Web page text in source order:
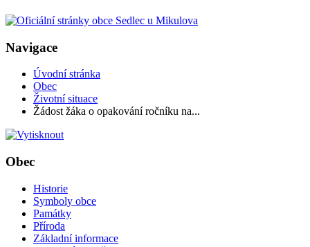
Navigace
Úvodní stránka
Obec
Životní situace
Žádost žáka o opakování ročníku na...
Obec
Historie
Symboly obce
Památky
Příroda
Základní informace